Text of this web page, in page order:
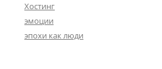
Хостинг
эмоции
эпохи как люди